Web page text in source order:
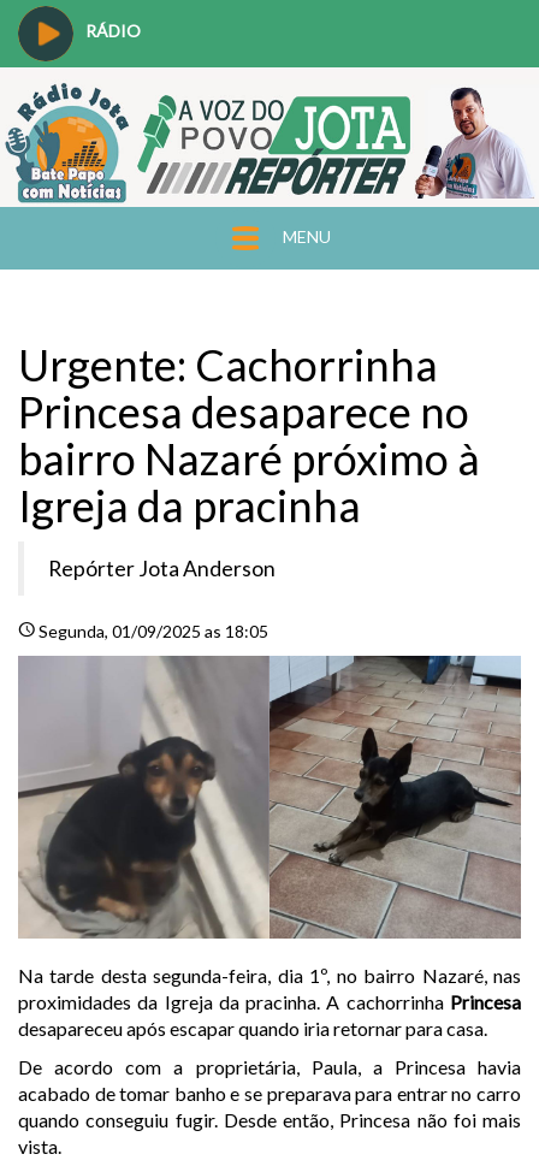
RÁDIO
MENU
Urgente: Cachorrinha
Princesa desaparece no
bairro Nazaré próximo à
Igreja da pracinha
Repórter Jota Anderson
scheduleSegunda, 01/09/2025 as 18:05
Na tarde desta segunda-feira, dia 1º, no bairro Nazaré, nas
proximidades da Igreja da pracinha. A cachorrinha Princesa
desapareceu após escapar quando iria retornar para casa.
De acordo com a proprietária, Paula, a Princesa havia
acabado de tomar banho e se preparava para entrar no carro
quando conseguiu fugir. Desde então, Princesa não foi mais
vista.